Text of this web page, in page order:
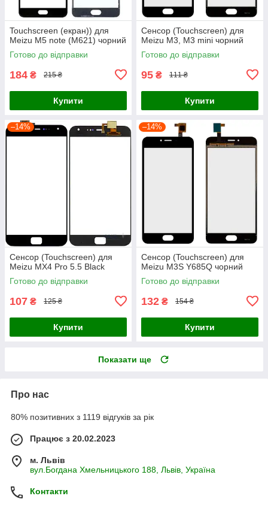
Touchscreen (екран)) для
Meizu M5 note (M621) чорний
Готово до відправки
184 ₴ 215 ₴
Купити
Сенсор (Touchscreen) для
Meizu M3, M3 mini чорний
Готово до відправки
95 ₴ 111 ₴
Купити
–14%
Сенсор (Touchscreen) для
Meizu MX4 Pro 5.5 Black
Готово до відправки
107 ₴ 125 ₴
Купити
–14%
Сенсор (Touchscreen) для
Meizu M3S Y685Q чорний
Готово до відправки
132 ₴ 154 ₴
Купити
Показати ще
Про нас
80% позитивних з 1119 відгуків за рік
Працює з 20.02.2023
м. Львів
вул.Богдана Хмельницького 188, Львів, Україна
Контакти